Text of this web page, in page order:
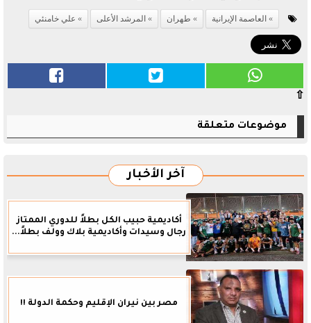
العاصمة الإيرانية طهران المرشد الأعلى علي خامنئي
⇧
موضوعات متعلقة
آخر الأخبار
أكاديمية حبيب الكل بطلاً للدوري الممتاز
رجال وسيدات وأكاديمية بلاك وولف بطلاً...
مصر بين نيران الإقليم وحكمة الدولة !!